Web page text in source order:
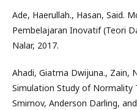
Ade, Haerullah., Hasan, Said.
Pembelajaran Inovatif (Teori
Nalar, 2017.
Ahadi, Giatma Dwijuna., Zain,
Simulation Study of Normality
Smirnov, Anderson Darling,